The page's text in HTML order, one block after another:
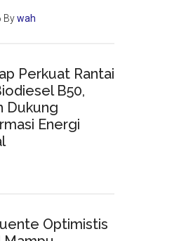
Bywah
Perkuat Rantai
B50,
Dukung
Energi
Optimistis